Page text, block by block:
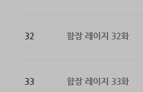
32 함장 레이지 32화
33 함장 레이지 33화